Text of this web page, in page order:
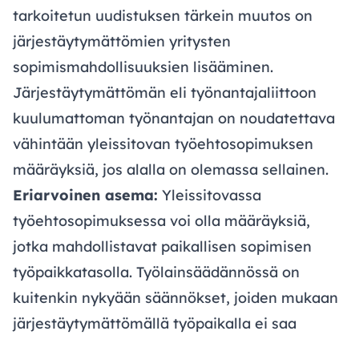
tarkoitetun uudistuksen tärkein muutos on
järjestäytymättömien yritysten
sopimismahdollisuuksien lisääminen.
Järjestäytymättömän eli työnantajaliittoon
kuulumattoman työnantajan on noudatettava
vähintään yleissitovan työehtosopimuksen
määräyksiä, jos alalla on olemassa sellainen.
Eriarvoinen asema: Yleissitovassa
työehtosopimuksessa voi olla määräyksiä,
jotka mahdollistavat paikallisen sopimisen
työpaikkatasolla. Työlainsäädännössä on
kuitenkin nykyään säännökset, joiden mukaan
järjestäytymättömällä työpaikalla ei saa